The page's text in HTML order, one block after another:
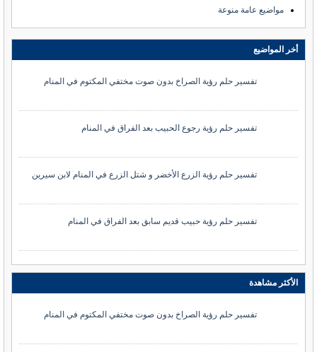
مواضيع عامة منوعة
أخر المواضيع
تفسير حلم رؤية الصراخ بدون صوت مختفي المكتوم في المنام
تفسير حلم رؤية رجوع الحبيب بعد الفراق في المنام
تفسير حلم رؤية الزرع الأخضر و شتل الزرع في المنام لابن سيرين
تفسير حلم رؤية حبيب قديم سابق بعد الفراق في المنام
الأكثر مشاهدة
تفسير حلم رؤية الصراخ بدون صوت مختفي المكتوم في المنام